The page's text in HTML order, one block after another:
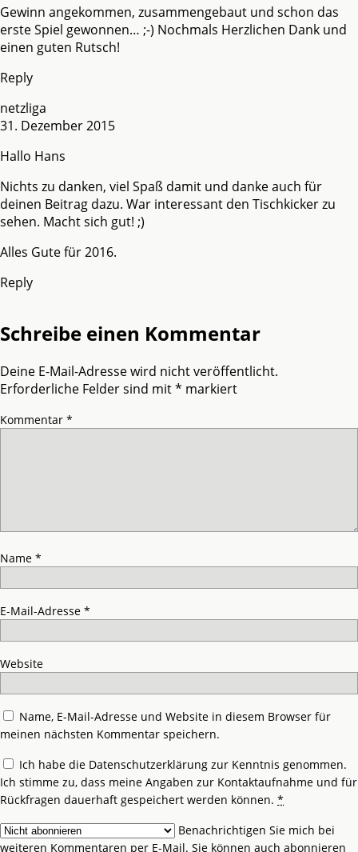
Gewinn angekommen, zusammengebaut und schon das
erste Spiel gewonnen… ;-) Nochmals Herzlichen Dank und
einen guten Rutsch!
Reply
netzliga
31. Dezember 2015
Hallo Hans
Nichts zu danken, viel Spaß damit und danke auch für
deinen Beitrag dazu. War interessant den Tischkicker zu
sehen. Macht sich gut! ;)
Alles Gute für 2016.
Reply
Schreibe einen Kommentar
Deine E-Mail-Adresse wird nicht veröffentlicht.
Erforderliche Felder sind mit* markiert
Kommentar *
Name *
E-Mail-Adresse *
Website
Name, E-Mail-Adresse und Website in diesem Browser für
meinen nächsten Kommentar speichern.
Ich habe die Datenschutzerklärung zur Kenntnis genommen.
Ich stimme zu, dass meine Angaben zur Kontaktaufnahme und für
Rückfragen dauerhaft gespeichert werden können. *
Benachrichtigen Sie mich bei
weiteren Kommentaren per E-Mail. Sie können auch abonnieren